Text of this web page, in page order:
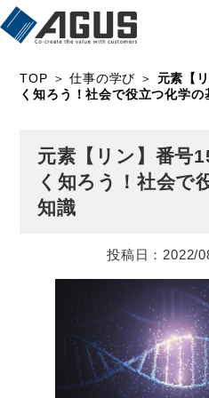
TOP ＞仕事の学び ＞ 元素【
く知ろう！社会で役立つ化学の
元素【リン】番号
く知ろう！社会で
知識
2022/